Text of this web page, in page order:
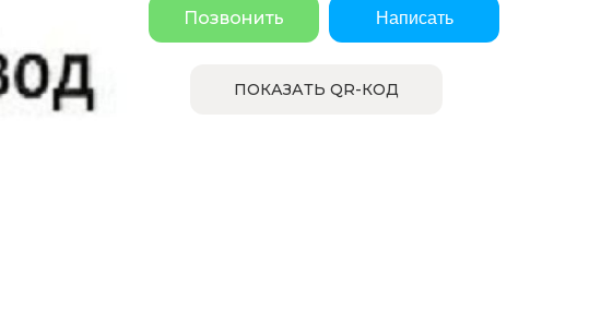
Позвонить Написать
ПОКАЗАТЬ QR-КОД